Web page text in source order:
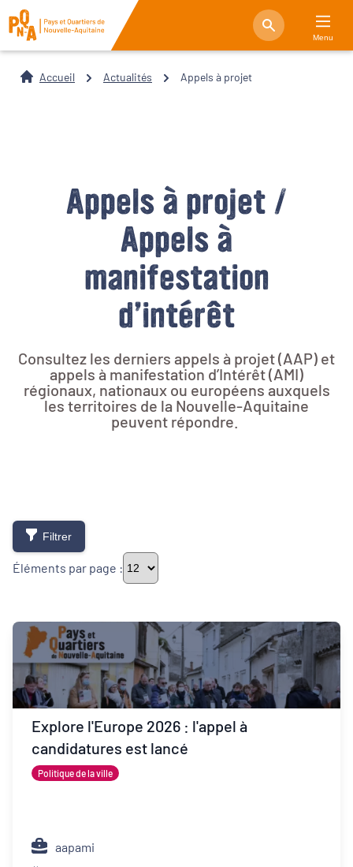
Menu
Accueil Actualités Appels à projet
Appels à projet /
Appels à
manifestation
d’intérêt
Consultez les derniers appels à projet (AAP) et
appels à manifestation d’Intérêt (AMI)
régionaux, nationaux ou européens auxquels
les territoires de la Nouvelle-Aquitaine
peuvent répondre.
Filtrer
Éléments par page :
Thématiques
Démarches alimentaires de territoire
Développement territorial
Inclusion numérique
centres-villes
Explore l'Europe 2026 : l'appel à
candidatures est lancé
Politique de la ville
aapami